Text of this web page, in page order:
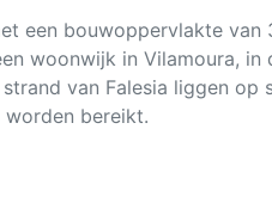
een bouwoppervlakte van
woonwijk in Vilamoura, in
van Falesia liggen op
worden bereikt.